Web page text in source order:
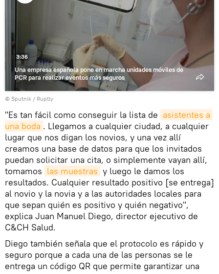
Una empresa española pone en marcha unidades móviles de
PCR para realizar eventos más seguros
3:36
© Sputnik / Ruptly
"Es tan fácil como conseguir la lista de asistentes a
una boda . Llegamos a cualquier ciudad, a cualquier
lugar que nos digan los novios, y una vez allí
creamos una base de datos para que los invitados
puedan solicitar una cita, o simplemente vayan allí,
tomamos las muestras y luego le damos los
resultados. Cualquier resultado positivo [se entrega]
al novio y la novia y a las autoridades locales para
que sepan quién es positivo y quién negativo",
explica Juan Manuel Diego, director ejecutivo de
C&CH Salud.
Diego también señala que el protocolo es rápido y
seguro porque a cada una de las personas se le
entrega un código QR que permite garantizar una